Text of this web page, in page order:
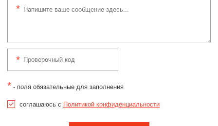
* - поля обязательные для заполнения
соглашаюсь с Политикой конфиденциальности